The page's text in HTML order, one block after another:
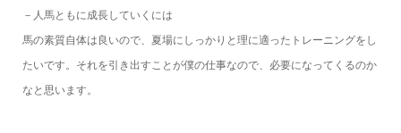
－人馬ともに成長していくには
馬の素質自体は良いので、夏場にしっかりと理に適ったトレーニングをし
たいです。それを引き出すことが僕の仕事なので、必要になってくるのか
なと思います。